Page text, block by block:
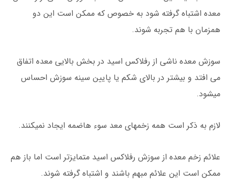
معده اشتباه گرفته شود به خصوص که ممکن است این دو
همزمان با هم تجربه شوند.
سوزش معده ناشی از رفلاکس اسید در بخش بالایی معده اتفاق
می افتد و بیشتر در بالای شکم یا پایین سینه سوزش احساس
میشود.
لازم به ذکر است همه زخمهای معد سوء هاضمه ایجاد نمیکنند.
علائم زخم معده از سوزش رفلاکس اسید متمایزتر است اما باز هم
ممکن است این علائم مبهم باشند و اشتباه گرفته شوند.